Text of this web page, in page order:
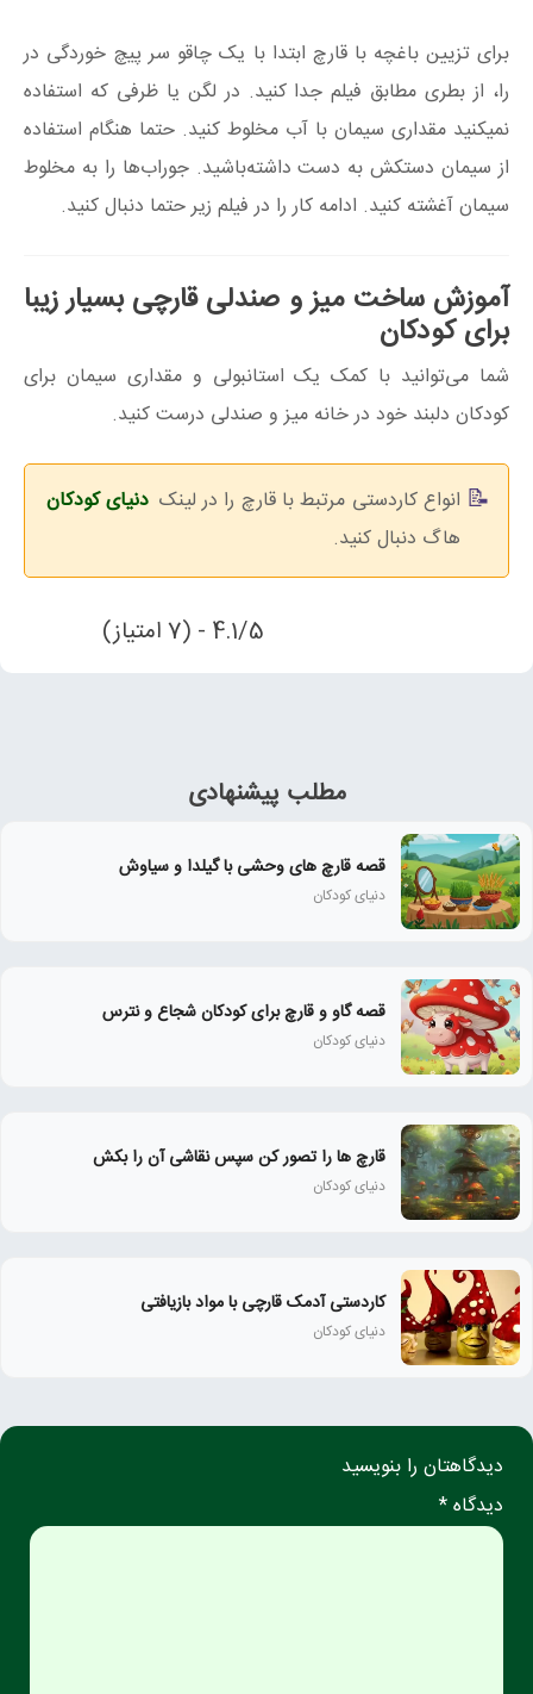
برای تزیین باغچه با قارچ ابتدا با یک چاقو سر پیچ خوردگی در
را، از بطری مطابق فیلم جدا کنید. در لگن یا ظرفی که استفاده
نمیکنید مقداری سیمان با آب مخلوط کنید. حتما هنگام استفاده
از سیمان دستکش به دست داشته‌باشید. جوراب‌ها را به مخلوط
سیمان آغشته کنید. ادامه کار را در فیلم زیر حتما دنبال کنید.
آموزش ساخت میز و صندلی قارچی بسیار زیبا
برای کودکان
شما می‌توانید با کمک یک استانبولی و مقداری سیمان برای
کودکان دلبند خود در خانه میز و صندلی درست کنید.
انواع کاردستی مرتبط با قارچ را در لینک دنیای کودکان
هاگ دنبال کنید.
4.1/5 - (7 امتیاز)
مطلب پیشنهادی
قصه قارچ های وحشی با گیلدا و سیاوش
دنیای کودکان
قصه گاو و قارچ برای کودکان شجاع و نترس
دنیای کودکان
قارچ ها را تصور کن سپس نقاشی آن را بکش
دنیای کودکان
کاردستی آدمک قارچی با مواد بازیافتی
دنیای کودکان
دیدگاهتان را بنویسید
دیدگاه *